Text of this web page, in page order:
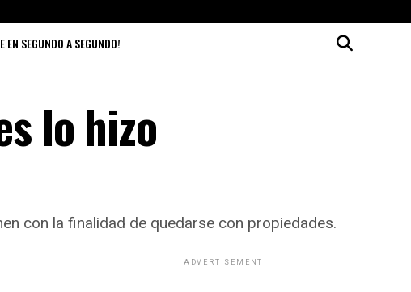
EN SEGUNDO A SEGUNDO!
lo hizo
con la finalidad de quedarse con propiedades.
ADVERTISEMENT